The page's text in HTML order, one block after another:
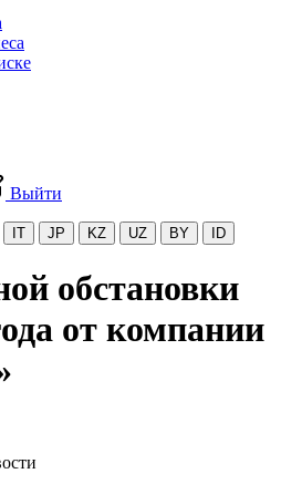
Выйти
IT JP KZ UZ BY ID
обстановки
от компании